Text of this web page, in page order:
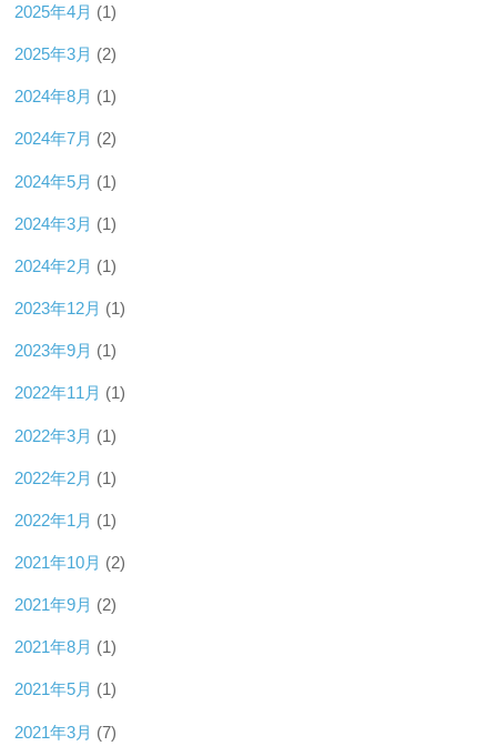
2025年4月 (1)
2025年3月 (2)
2024年8月 (1)
2024年7月 (2)
2024年5月 (1)
2024年3月 (1)
2024年2月 (1)
2023年12月 (1)
2023年9月 (1)
2022年11月 (1)
2022年3月 (1)
2022年2月 (1)
2022年1月 (1)
2021年10月 (2)
2021年9月 (2)
2021年8月 (1)
2021年5月 (1)
2021年3月 (7)